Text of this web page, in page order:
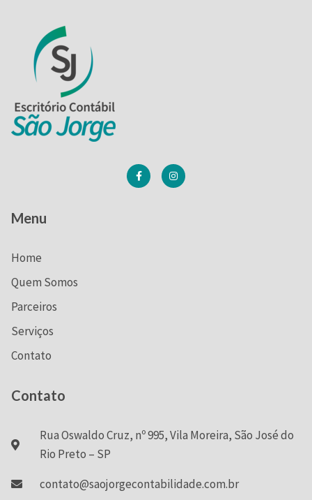
Menu
Home
Quem Somos
Parceiros
Serviços
Contato
Contato
Rua Oswaldo Cruz, nº 995, Vila Moreira, São José do
Rio Preto – SP
contato@saojorgecontabilidade.com.br